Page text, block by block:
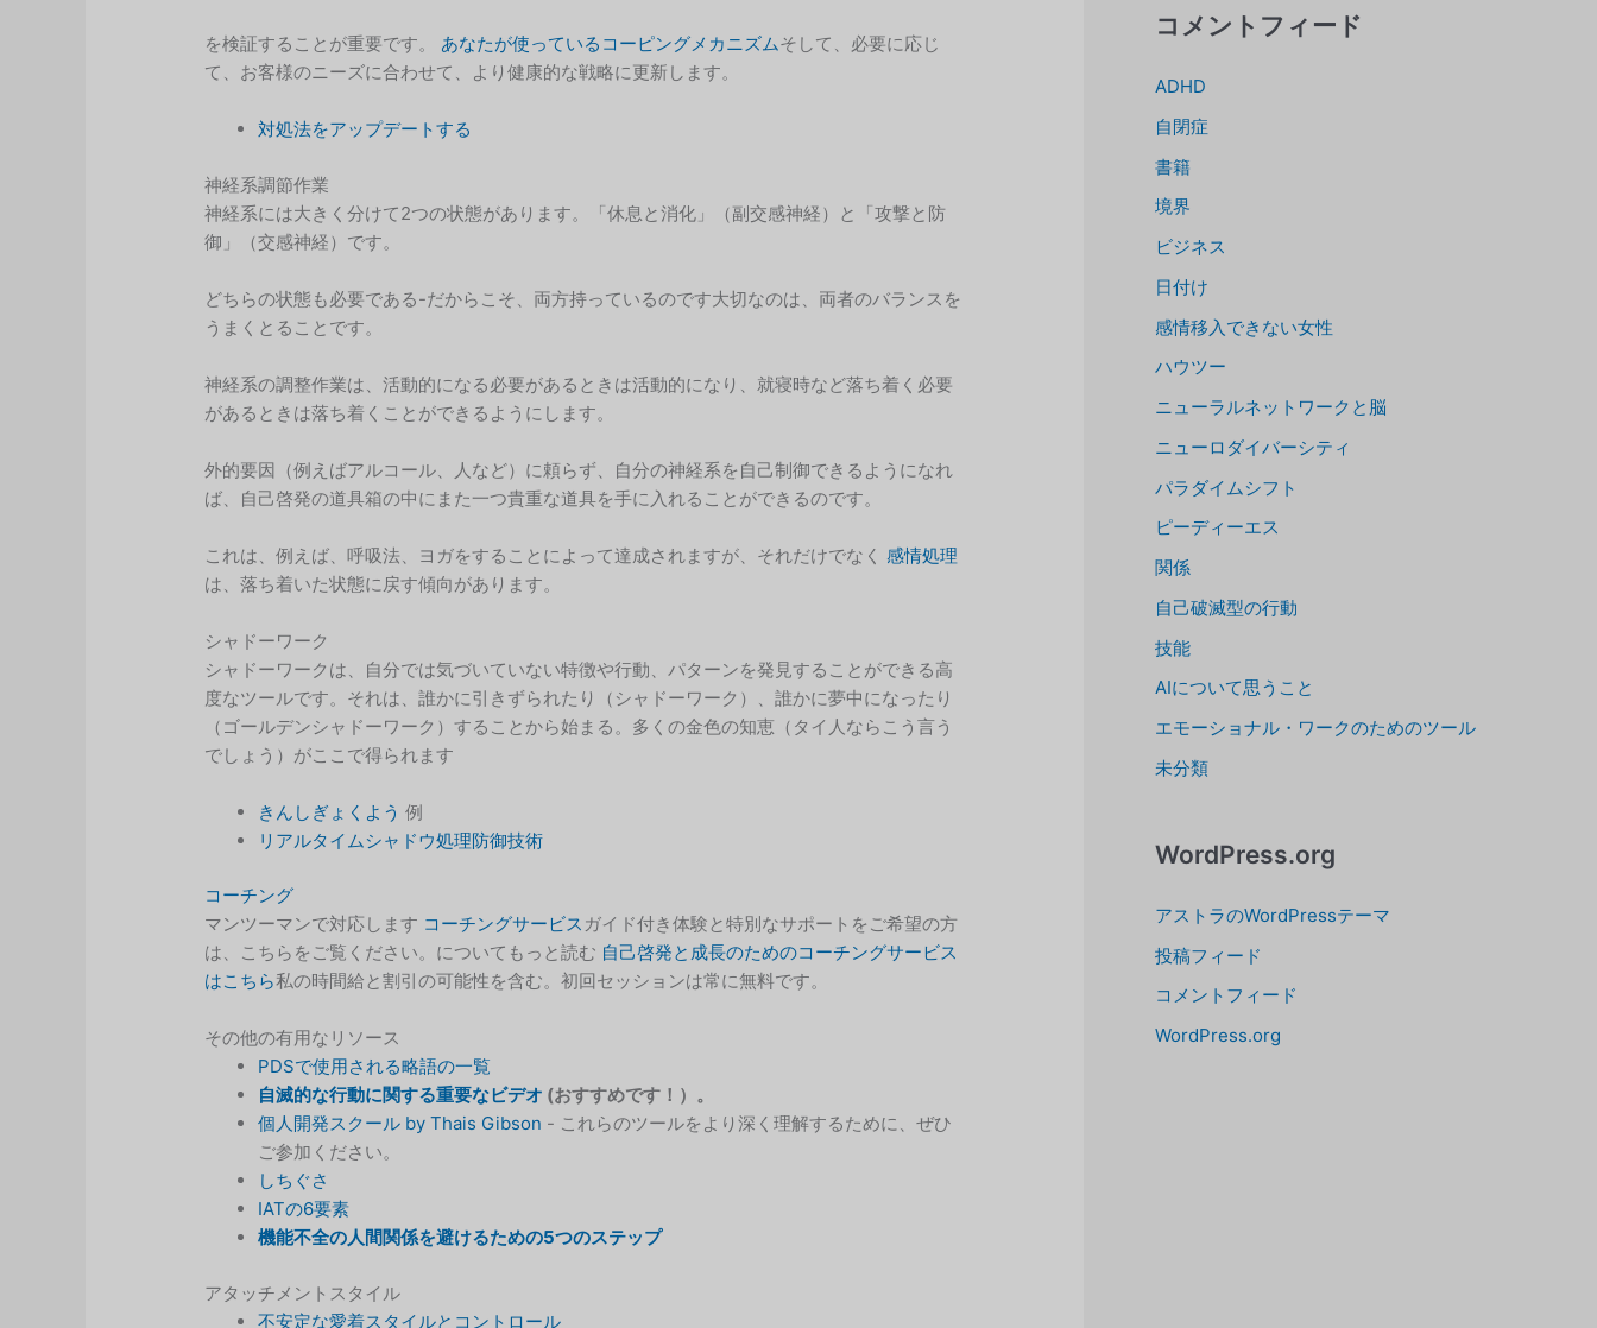
を検証することが重要です。 あなたが使っているコーピングメカニズムそして、必要に応じ
て、お客様のニーズに合わせて、より健康的な戦略に更新します。
対処法をアップデートする
神経系調節作業
神経系には大きく分けて2つの状態があります。「休息と消化」（副交感神経）と「攻撃と防
御」（交感神経）です。
どちらの状態も必要である-だからこそ、両方持っているのです大切なのは、両者のバランスを
うまくとることです。
神経系の調整作業は、活動的になる必要があるときは活動的になり、就寝時など落ち着く必要
があるときは落ち着くことができるようにします。
外的要因（例えばアルコール、人など）に頼らず、自分の神経系を自己制御できるようになれ
ば、自己啓発の道具箱の中にまた一つ貴重な道具を手に入れることができるのです。
これは、例えば、呼吸法、ヨガをすることによって達成されますが、それだけでなく感情処理
は、落ち着いた状態に戻す傾向があります。
シャドーワーク
シャドーワークは、自分では気づいていない特徴や行動、パターンを発見することができる高
度なツールです。それは、誰かに引きずられたり（シャドーワーク）、誰かに夢中になったり
（ゴールデンシャドーワーク）することから始まる。多くの金色の知恵（タイ人ならこう言う
でしょう）がここで得られます
きんしぎょくよう 例
リアルタイムシャドウ処理防御技術
コーチング
マンツーマンで対応します コーチングサービス ガイド付き体験と特別なサポートをご希望の方
は、こちらをご覧ください。についてもっと読む 自己啓発と成長のためのコーチングサービス
はこちら私の時間給と割引の可能性を含む。初回セッションは常に無料です。
その他の有用なリソース
PDSで使用される略語の一覧
自滅的な行動に関する重要なビデオ (おすすめです！）。
個人開発スクール by Thais Gibson - これらのツールをより深く理解するために、ぜひ
ご参加ください。
しちぐさ
IATの6要素
機能不全の人間関係を避けるための5つのステップ
アタッチメントスタイル
不安定な愛着スタイルとコントロール
コメントフィード
ADHD
自閉症
書籍
境界
ビジネス
日付け
感情移入できない女性
ハウツー
ニューラルネットワークと脳
ニューロダイバーシティ
パラダイムシフト
ピーディーエス
関係
自己破滅型の行動
技能
AIについて思うこと
エモーショナル・ワークのためのツール
未分類
WordPress.org
アストラのWordPressテーマ
投稿フィード
コメントフィード
WordPress.org